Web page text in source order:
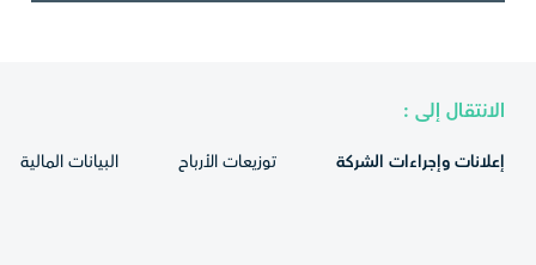
الانتقال إلى :
إعلانات وإجراءات الشركة توزيعات الأرباح البيانات المالية